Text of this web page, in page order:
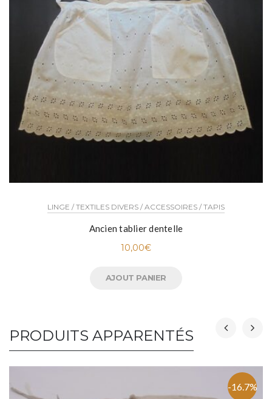
LINGE / TEXTILES DIVERS / ACCESSOIRES / TAPIS
Ancien tablier dentelle
10,00€
AJOUT PANIER
PRODUITS APPARENTÉS
-16.7%